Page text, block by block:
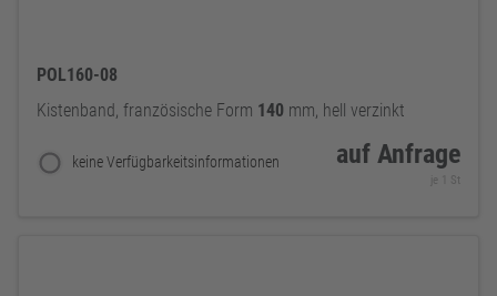
POL160-08
Kistenband, französische Form 140 mm, hell verzinkt
keine Verfügbarkeitsinformationen auf Anfrage
je 1 St